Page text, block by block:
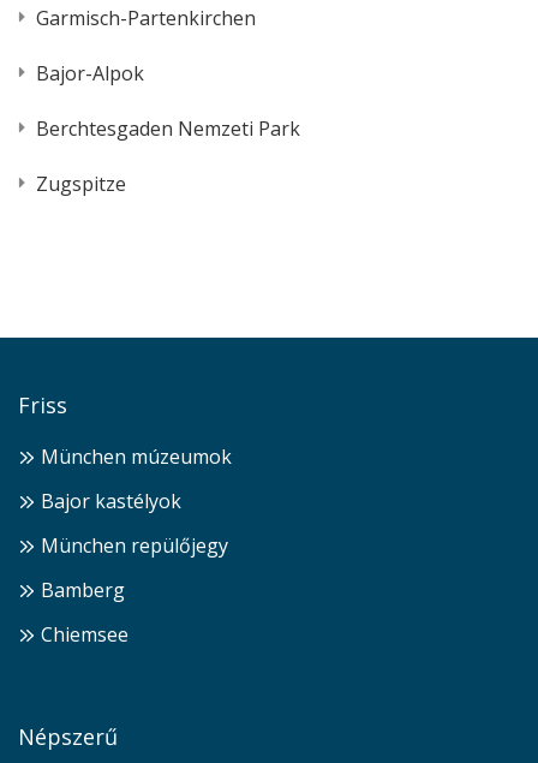
Garmisch-Partenkirchen
Bajor-Alpok
Berchtesgaden Nemzeti Park
Zugspitze
Friss
München múzeumok
Bajor kastélyok
München repülőjegy
Bamberg
Chiemsee
Népszerű